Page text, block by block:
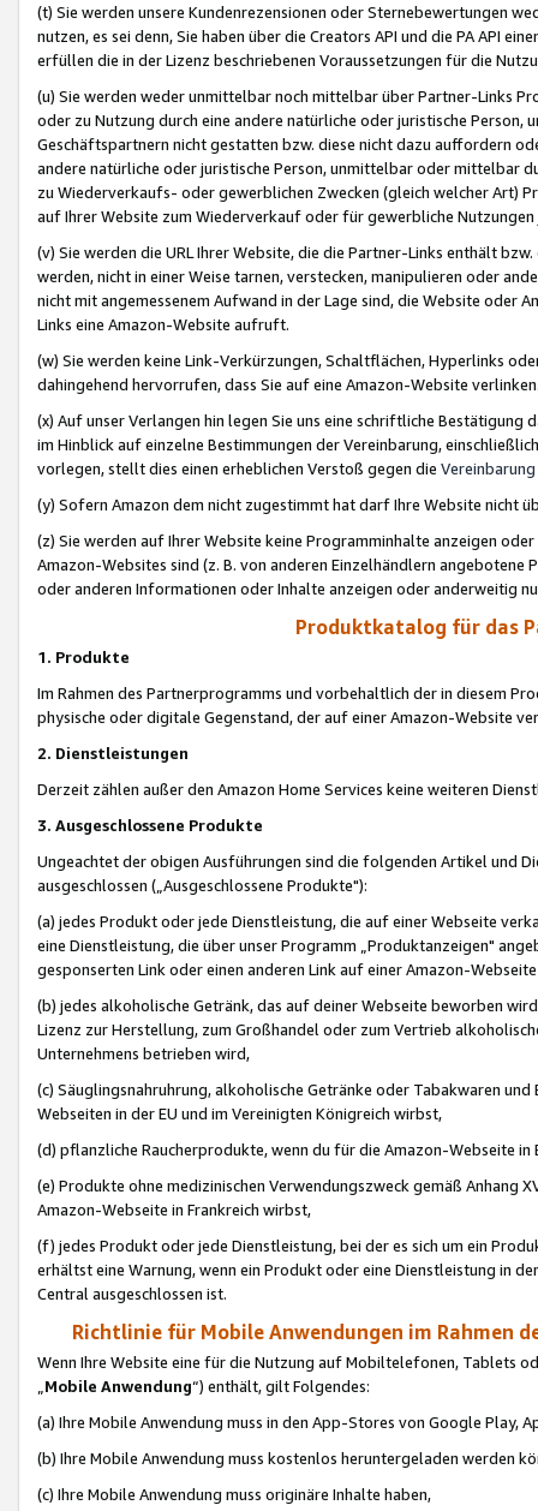
(t) Sie werden unsere Kundenrezensionen oder Sternebewertungen
nutzen, es sei denn, Sie haben über die Creators API und die PA API
erfüllen die in der Lizenz beschriebenen Voraussetzungen für die
(u) Sie werden weder unmittelbar noch mittelbar über Partner-Links
oder zu Nutzung durch eine andere natürliche oder juristische
Geschäftspartnern nicht gestatten bzw. diese nicht dazu auffordern
andere natürliche oder juristische Person, unmittelbar oder mittelbar
zu Wiederverkaufs- oder gewerblichen Zwecken (gleich welcher Art)
auf Ihrer Website zum Wiederverkauf oder für gewerbliche
(v) Sie werden die URL Ihrer Website, die die Partner-Links enthält
werden, nicht in einer Weise tarnen, verstecken, manipulieren oder
nicht mit angemessenem Aufwand in der Lage sind, die Website oder
Links eine Amazon-Website aufruft.
(w) Sie werden keine Link-Verkürzungen, Schaltflächen, Hyperlinks
dahingehend hervorrufen, dass Sie auf eine Amazon-Website
(x) Auf unser Verlangen hin legen Sie uns eine schriftliche
im Hinblick auf einzelne Bestimmungen der Vereinbarung,
vorlegen, stellt dies einen erheblichen Verstoß gegen die Vereinbarung
(y) Sofern Amazon dem nicht zugestimmt hat darf Ihre Website nicht
(z) Sie werden auf Ihrer Website keine Programminhalte anzeigen
Amazon-Websites sind (z. B. von anderen Einzelhändlern
oder anderen Informationen oder Inhalte anzeigen oder anderweitig
Produktkatalog für das
1. Produkte
Im Rahmen des Partnerprogramms und vorbehaltlich der in diesem
physische oder digitale Gegenstand, der auf einer Amazon-Website
2. Dienstleistungen
Derzeit zählen außer den Amazon Home Services keine weiteren
3. Ausgeschlossene Produkte
Ungeachtet der obigen Ausführungen sind die folgenden Artikel und
ausgeschlossen („Ausgeschlossene Produkte"):
(a) jedes Produkt oder jede Dienstleistung, die auf einer Webseite
eine Dienstleistung, die über unser Programm „Produktanzeigen"
gesponserten Link oder einen anderen Link auf einer Amazon-
(b) jedes alkoholische Getränk, das auf deiner Webseite beworben
Lizenz zur Herstellung, zum Großhandel oder zum Vertrieb
Unternehmens betrieben wird,
(c) Säuglingsnahruhrung, alkoholische Getränke oder Tabakwaren
Webseiten in der EU und im Vereinigten Königreich wirbst,
(d) pflanzliche Raucherprodukte, wenn du für die Amazon-Webseite in
(e) Produkte ohne medizinischen Verwendungszweck gemäß Anhang
Amazon-Webseite in Frankreich wirbst,
(f) jedes Produkt oder jede Dienstleistung, bei der es sich um ein
erhältst eine Warnung, wenn ein Produkt oder eine Dienstleistung in
Central ausgeschlossen ist.
Richtlinie für Mobile Anwendungen im Rahmen
Wenn Ihre Website eine für die Nutzung auf Mobiltelefonen, Tablets
„Mobile Anwendung“) enthält, gilt Folgendes:
(a) Ihre Mobile Anwendung muss in den App-Stores von Google Play,
(b) Ihre Mobile Anwendung muss kostenlos heruntergeladen werden
(c) Ihre Mobile Anwendung muss originäre Inhalte haben,